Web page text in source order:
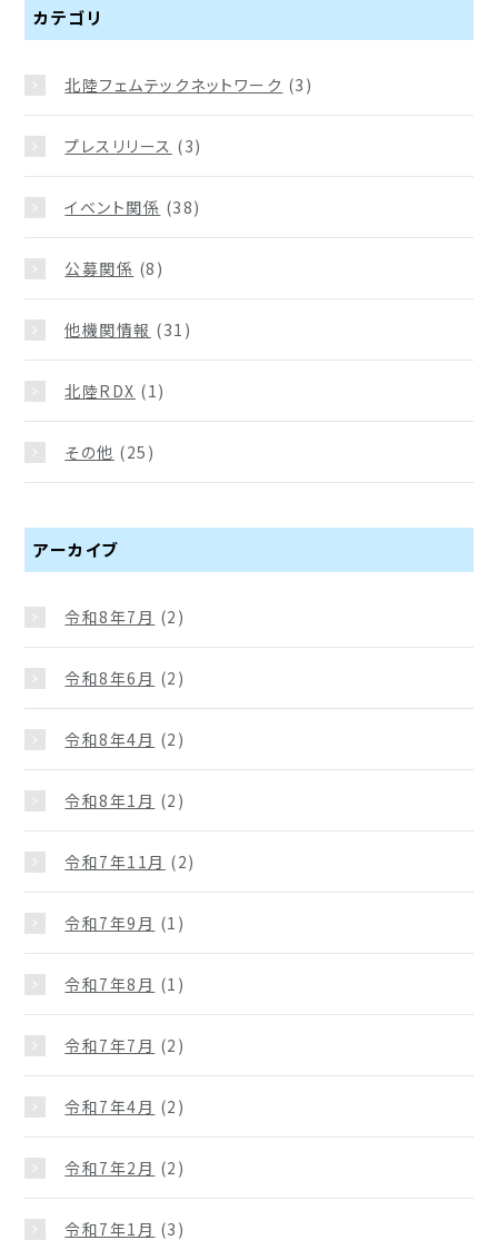
カテゴリ
北陸フェムテックネットワーク (3)
プレスリリース (3)
イベント関係 (38)
公募関係 (8)
他機関情報 (31)
北陸RDX (1)
その他 (25)
アーカイブ
令和8年7月 (2)
令和8年6月 (2)
令和8年4月 (2)
令和8年1月 (2)
令和7年11月 (2)
令和7年9月 (1)
令和7年8月 (1)
令和7年7月 (2)
令和7年4月 (2)
令和7年2月 (2)
令和7年1月 (3)